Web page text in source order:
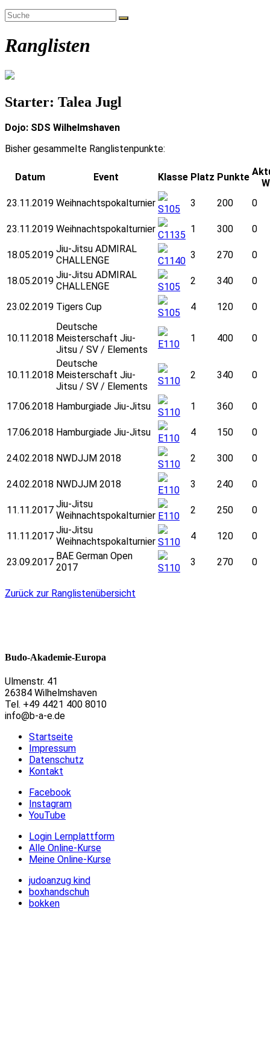
Ranglisten
Starter: Talea Jugl
Dojo: SDS Wilhelmshaven
Bisher gesammelte Ranglistenpunkte:
Datum Event Klasse Platz Punkte
23.11.2019 Weihnachtspokalturnier
S105
3 200 0
23.11.2019 Weihnachtspokalturnier
C1135
1 300 0
18.05.2019
Jiu-Jitsu ADMIRAL
CHALLENGE
C1140
3 270 0
18.05.2019
Jiu-Jitsu ADMIRAL
CHALLENGE
S105
2 340 0
23.02.2019 Tigers Cup
S105
4 120 0
10.11.2018
Deutsche
Meisterschaft Jiu-
Jitsu / SV / Elements
E110
1 400 0
10.11.2018
Deutsche
Meisterschaft Jiu-
Jitsu / SV / Elements
S110
2 340 0
17.06.2018 Hamburgiade Jiu-Jitsu
S110
1 360 0
17.06.2018 Hamburgiade Jiu-Jitsu
E110
4 150 0
24.02.2018 NWDJJM 2018
S110
2 300 0
24.02.2018 NWDJJM 2018
E110
3 240 0
11.11.2017
Jiu-Jitsu
Weihnachtspokalturnier E110
2 250 0
11.11.2017
Jiu-Jitsu
Weihnachtspokalturnier S110
4 120 0
23.09.2017
BAE German Open
2017
S110
3 270 0
Zurück zur Ranglistenübersicht
Budo-Akademie-Europa
Ulmenstr. 41
26384 Wilhelmshaven
Tel. +49 4421 400 8010
info@b-a-e.de
Startseite
Impressum
Datenschutz
Kontakt
Facebook
Instagram
YouTube
Login Lernplattform
Alle Online-Kurse
Meine Online-Kurse
judoanzug kind
boxhandschuh
bokken